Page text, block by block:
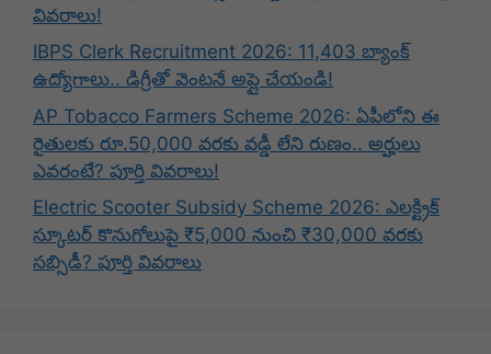
వివరాలు!
IBPS Clerk Recruitment 2026: 11,403 బ్యాంక్
ఉద్యోగాలు.. డిగ్రీతో వెంటనే అప్లై చేయండి!
AP Tobacco Farmers Scheme 2026: ఏపీలోని ఈ
రైతులకు రూ.50,000 వరకు వడ్డీ లేని రుణం.. అర్హులు
ఎవరంటే? పూర్తి వివరాలు!
Electric Scooter Subsidy Scheme 2026: ఎలక్ట్రిక్
స్కూటర్ కొనుగోలుపై ₹5,000 నుంచి ₹30,000 వరకు
సబ్సిడీ? పూర్తి వివరాలు